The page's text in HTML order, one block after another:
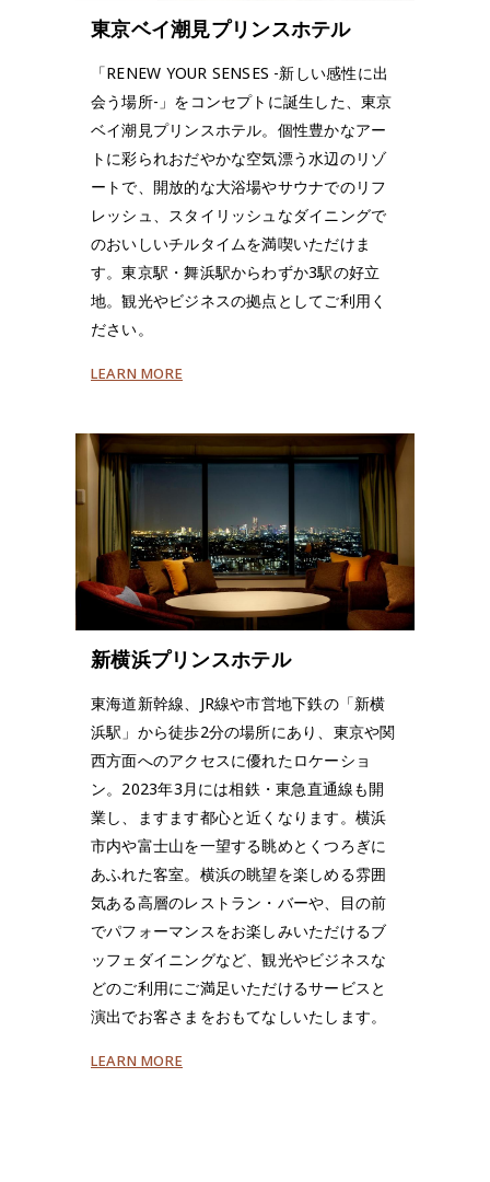
東京ベイ潮見プリンスホテル
「RENEW YOUR SENSES -新しい感性に出
会う場所-」をコンセプトに誕生した、東京
ベイ潮見プリンスホテル。個性豊かなアー
トに彩られおだやかな空気漂う水辺のリゾ
ートで、開放的な大浴場やサウナでのリフ
レッシュ、スタイリッシュなダイニングで
のおいしいチルタイムを満喫いただけま
す。東京駅・舞浜駅からわずか3駅の好立
地。観光やビジネスの拠点としてご利用く
ださい。
LEARN MORE
新横浜プリンスホテル
東海道新幹線、JR線や市営地下鉄の「新横
浜駅」から徒歩2分の場所にあり、東京や関
西方面へのアクセスに優れたロケーショ
ン。2023年3月には相鉄・東急直通線も開
業し、ますます都心と近くなります。横浜
市内や富士山を一望する眺めとくつろぎに
あふれた客室。横浜の眺望を楽しめる雰囲
気ある高層のレストラン・バーや、目の前
でパフォーマンスをお楽しみいただけるブ
ッフェダイニングなど、観光やビジネスな
どのご利用にご満足いただけるサービスと
演出でお客さまをおもてなしいたします。
LEARN MORE